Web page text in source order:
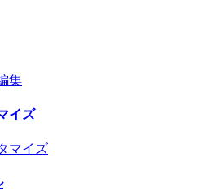
集
イズ
マイズ